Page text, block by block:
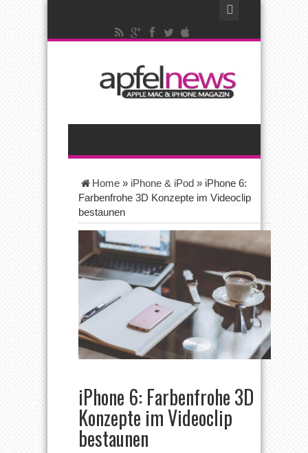
Home » iPhone & iPod » iPhone 6:
Farbenfrohe 3D Konzepte im Videoclip
bestaunen
iPhone 6: Farbenfrohe 3D
Konzepte im Videoclip
bestaunen